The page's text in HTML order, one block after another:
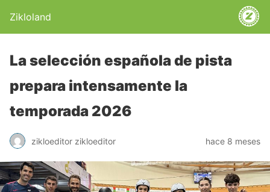
Zikloland
La selección española de pista
prepara intensamente la
temporada 2026
zikloeditor zikloeditor hace 8 meses